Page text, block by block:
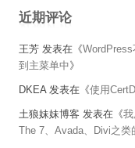
近期评论
王芳 发表在《
到主菜单中》
DKEA发表在《使用
土狼妹妹博客 发表在《我
The 7、Avada、Divi之类